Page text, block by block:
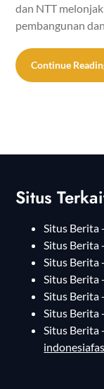
dan NTT
pembangunan
Continue
Situs
Situs Berita
Situs Berita
Situs Berita
Situs Berita
Situs Berita
Situs Berita
Situs Berita